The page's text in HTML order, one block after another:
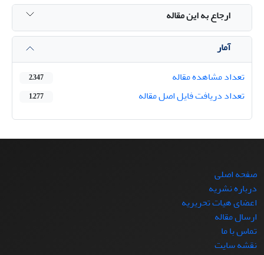
ارجاع به این مقاله
آمار
تعداد مشاهده مقاله
2,347
تعداد دریافت فایل اصل مقاله 1,277
صفحه اصلی
درباره نشریه
اعضای هیات تحریریه
ارسال مقاله
تماس با ما
نقشه سایت